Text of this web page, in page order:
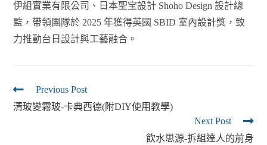
伊組實業有限公司、日本聖宝設計 Shoho Design 設計總
監，帶領團隊於 2025 年獲得英國 SBID 室內設計獎，致
力推動台日設計與工藝融合。
Previous Post
清玻變霧玻-卡典西德(附DIY使用教學)
Next Post
飲水思源-拆組達人的前身